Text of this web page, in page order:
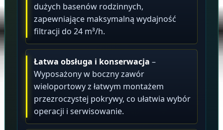
dużych basenów rodzinnych,
zapewniające maksymalną wydajność
filtracji do 24 m³/h.
Łatwa obsługa i konserwacja –
Wyposażony w boczny zawór
wieloportowy z łatwym montażem
przezroczystej pokrywy, co ułatwia wybór
operacji i serwisowanie.